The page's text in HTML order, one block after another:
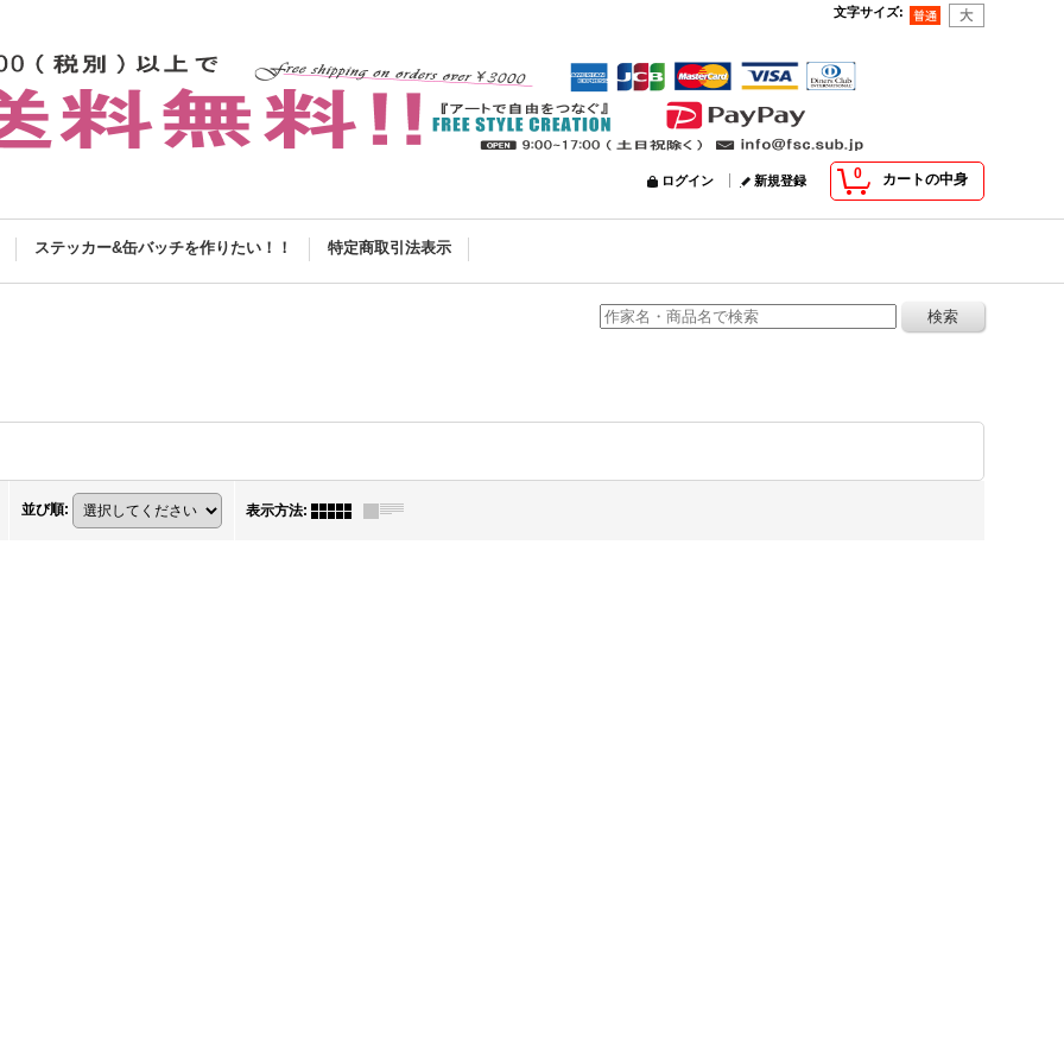
文字サイズ:
0 カートの中身
ログイン 新規登録
ステッカー&缶バッチを作りたい！！ 特定商取引法表示
並び順: 表示方法: